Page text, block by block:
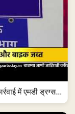
में एमडी ड्रग्स...